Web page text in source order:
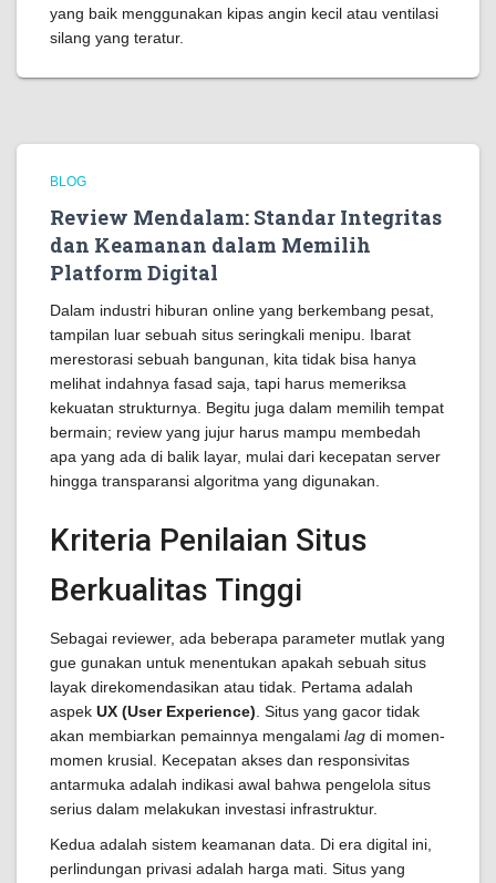
yang baik menggunakan kipas angin kecil atau ventilasi
silang yang teratur.
BLOG
Review Mendalam: Standar Integritas
dan Keamanan dalam Memilih
Platform Digital
Dalam industri hiburan online yang berkembang pesat,
tampilan luar sebuah situs seringkali menipu. Ibarat
merestorasi sebuah bangunan, kita tidak bisa hanya
melihat indahnya fasad saja, tapi harus memeriksa
kekuatan strukturnya. Begitu juga dalam memilih tempat
bermain; review yang jujur harus mampu membedah
apa yang ada di balik layar, mulai dari kecepatan server
hingga transparansi algoritma yang digunakan.
Kriteria Penilaian Situs
Berkualitas Tinggi
Sebagai reviewer, ada beberapa parameter mutlak yang
gue gunakan untuk menentukan apakah sebuah situs
layak direkomendasikan atau tidak. Pertama adalah
aspek UX (User Experience) . Situs yang gacor tidak
akan membiarkan pemainnya mengalami lag di momen-
momen krusial. Kecepatan akses dan responsivitas
antarmuka adalah indikasi awal bahwa pengelola situs
serius dalam melakukan investasi infrastruktur.
Kedua adalah sistem keamanan data. Di era digital ini,
perlindungan privasi adalah harga mati. Situs yang